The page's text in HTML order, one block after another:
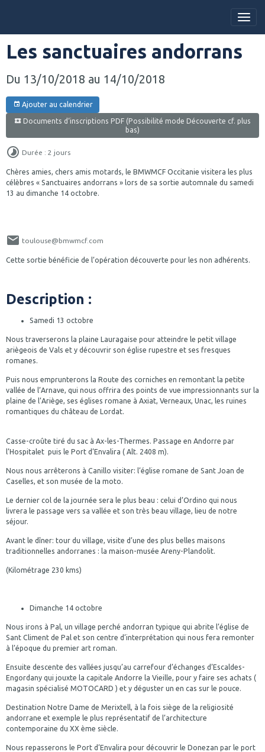
Les sanctuaires andorrans
Du 13/10/2018 au 14/10/2018
Ajouter au calendrier
Documents d‘inscriptions PDF (Possibilité mode Découverte cf. plus
bas)
Durée : 2 jours
Chères amies, chers amis motards, le BMWMCF Occitanie visitera les plus
célèbres « Sanctuaires andorrans » lors de sa sortie automnale du samedi
13 au dimanche 14 octobre.
toulouse@bmwmcf.com
Cette sortie bénéficie de l’opération découverte pour les non adhérents.
Description :
Samedi 13 octobre
Nous traverserons la plaine Lauragaise pour atteindre le petit village
ariègeois de Vals et y découvrir son église rupestre et ses fresques
romanes.
Puis nous emprunterons la Route des corniches en remontant la petite
vallée de l’Arnave, qui nous offrira des points de vue impressionnants sur la
plaine de l’Ariège, ses églises romane à Axiat, Verneaux, Unac, les ruines
romantiques du château de Lordat.
Casse-croûte tiré du sac à Ax-les-Thermes. Passage en Andorre par
l’Hospitalet puis le Port d’Envalira ( Alt. 2408 m).
Nous nous arrêterons à Canillo visiter: l’église romane de Sant Joan de
Caselles, et son musée de la moto.
Le dernier col de la journée sera le plus beau : celui d’Ordino qui nous
livrera le passage vers sa vallée et son très beau village, lieu de notre
séjour.
Avant le dîner: tour du village, visite d’une des plus belles maisons
traditionnelles andorranes : la maison-musée Areny-Plandolit.
(Kilométrage 230 kms)
Dimanche 14 octobre
Nous irons à Pal, un village perché andorran typique qui abrite l’église de
Sant Climent de Pal et son centre d’interprétation qui nous fera remonter
à l’époque du premier art roman.
Ensuite descente des vallées jusqu’au carrefour d’échanges d’Escaldes-
Engordany qui jouxte la capitale Andorre la Vieille, pour y faire ses achats (
magasin spécialisé MOTOCARD ) et y déguster un en cas sur le pouce.
Destination Notre Dame de Merixtell, à la fois siège de la religiosité
andorrane et exemple le plus représentatif de l’architecture
contemporaine du XX ème siècle.
Nous repasserons le Port d’Envalira pour découvrir le Donezan par le port